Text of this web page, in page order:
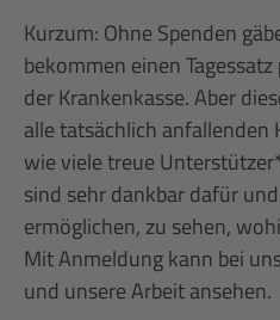
Kurzum: Ohne Spenden
bekommen einen
der Krankenkasse. Aber
alle tatsächlich anfallenden
wie viele treue
sind sehr dankbar dafür
ermöglichen, zu sehen,
Mit Anmeldung kann bei
und unsere Arbeit ansehen.